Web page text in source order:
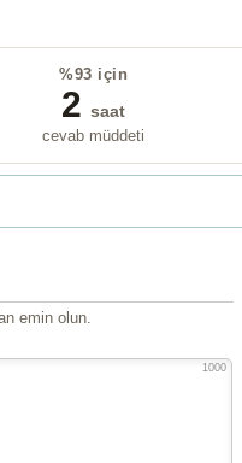
%93 için
2 saat
cevab müddeti
emin olun.
1000